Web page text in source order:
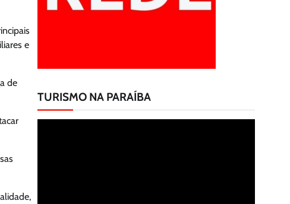
e
de
TURISMO NA PARAÍBA